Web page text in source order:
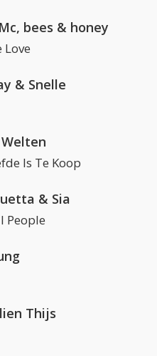
bees & honey
Love
& Snelle
Is Te Koop
& Sia
People
Thijs